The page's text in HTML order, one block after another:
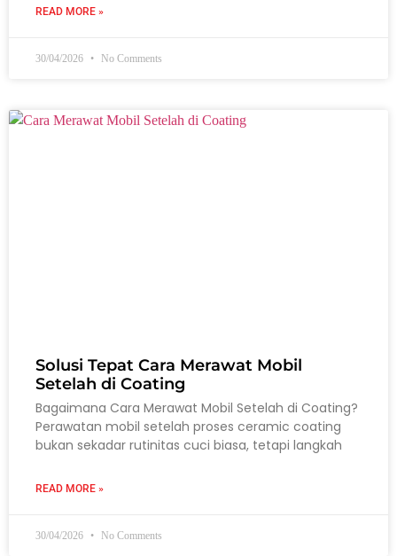
READ MORE »
30/04/2026 No Comments
Solusi Tepat Cara Merawat Mobil
Setelah di Coating
Bagaimana Cara Merawat Mobil Setelah di Coating?
Perawatan mobil setelah proses ceramic coating
bukan sekadar rutinitas cuci biasa, tetapi langkah
READ MORE »
30/04/2026 No Comments